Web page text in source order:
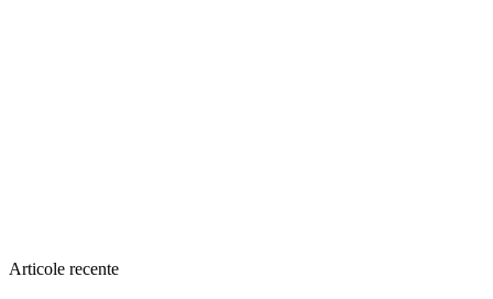
Articole recente